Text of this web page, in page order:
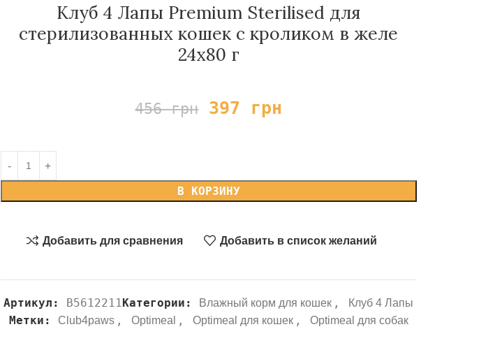
Клуб 4 Лапы Premium Sterilised для
стерилизованных кошек с кроликом в желе
24х80 г
456грн 397 грн
В КОРЗИНУ
Добавить для сравнения Добавить в список желаний
Артикул: B5612211Категории: Влажный корм для кошек , Клуб 4 Лапы
Метки: Club4paws , Optimeal , Optimeal для кошек , Optimeal для собак